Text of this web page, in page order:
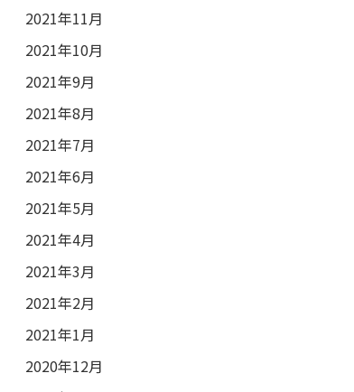
2021年11月
2021年10月
2021年9月
2021年8月
2021年7月
2021年6月
2021年5月
2021年4月
2021年3月
2021年2月
2021年1月
2020年12月